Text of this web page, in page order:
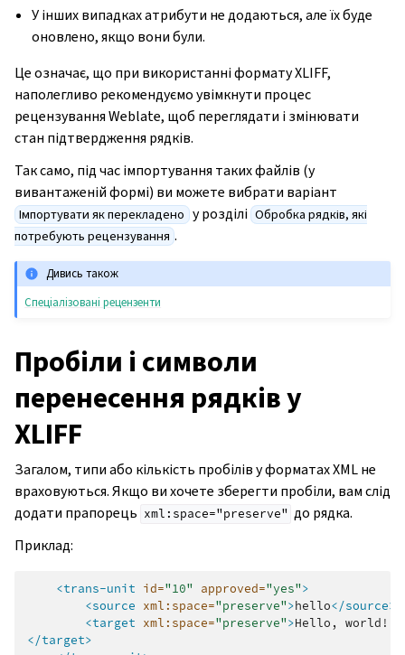
У інших випадках атрибути не додаються, але їх буде
оновлено, якщо вони були.
Це означає, що при використанні формату XLIFF,
наполегливо рекомендуємо увімкнути процес
рецензування Weblate, щоб переглядати і змінювати
стан підтвердження рядків.
Так само, під час імпортування таких файлів (у
вивантаженій формі) ви можете вибрати варіант
Імпортувати як перекладено у розділі Обробка рядків, які
потребують рецензування .
Дивись також
Спеціалізовані рецензенти
Пробіли і символи
перенесення рядків у
XLIFF
Загалом, типи або кількість пробілів у форматах XML не
враховуються. Якщо ви хочете зберегти пробіли, вам слід
додати прапорець xml:space="preserve" до рядка.
Приклад:
<trans-unit id="10" approved="yes">
<source xml:space="preserve">hello</source>
<target xml:space="preserve">Hello,
</target>